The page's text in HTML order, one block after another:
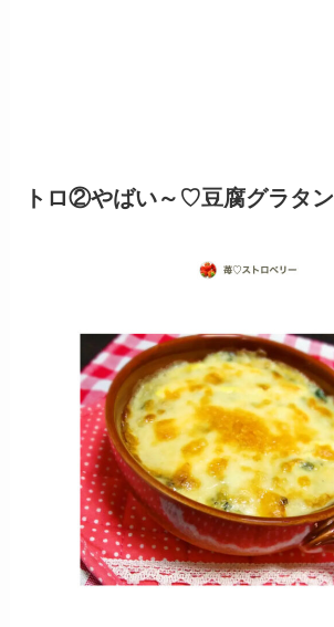
トロ②やばい～♡豆腐グラタン